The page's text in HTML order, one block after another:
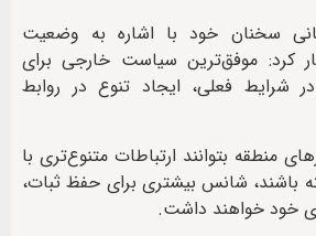
سخنان خود با اشاره به وضعیت
کرد: موفق‌ترین سیاست خارجی برای
شرایط فعلی، ایجاد تنوع در روابط
منطقه بتوانند ارتباطات متنوع‌تری با
باشند، شانس بیشتری برای حفظ ثبات،
خود خواهند داشت.